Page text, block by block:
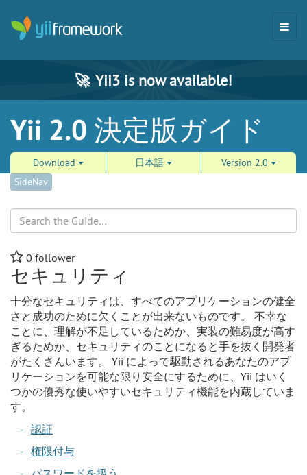
🚀 Yii3 is now available!
Yii 2.0 決定版ガイド
Download 日本語
Version 2.0
SideNav
0 follower
セキュリティ
十分なセキュリティは、すべてのアプリケーションの健全
さと成功のために欠くことが出来ないものです。 不幸な
ことに、理解が不足しているためか、実装の難易度が高す
ぎるためか、セキュリティのことになると手を抜く開発者
がたくさんいます。 Yii によって駆動されるあなたのアプ
リケーションを可能な限り安全にするために、Yii はいく
つかの優秀な使いやすいセキュリティ機能を内蔵していま
す。
認証
権限付与